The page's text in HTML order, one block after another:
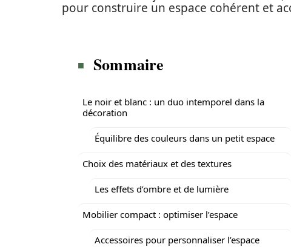
pour construire un espace cohérent et
Sommaire
Le noir et blanc : un duo intemporel dans la
décoration
Équilibre des couleurs dans un petit espace
Choix des matériaux et des textures
Les effets d’ombre et de lumière
Mobilier compact : optimiser l’espace
Accessoires pour personnaliser l’espace